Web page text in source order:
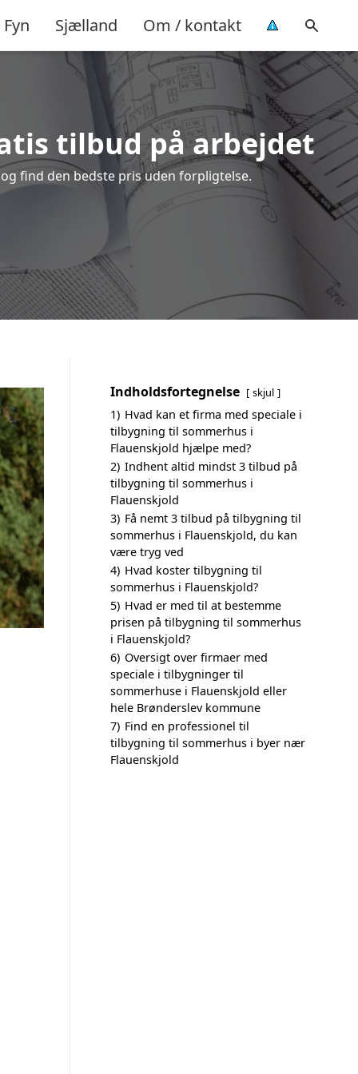
Fyn Sjælland Om / kontakt
tilbud på arbejdet
find den bedste pris uden forpligtelse.
Indholdsfortegnelse skjul
1) Hvad kan et firma med speciale i
tilbygning til sommerhus i
Flauenskjold hjælpe med?
2) Indhent altid mindst 3 tilbud på
tilbygning til sommerhus i
Flauenskjold
3) Få nemt 3 tilbud på tilbygning til
sommerhus i Flauenskjold, du kan
være tryg ved
4) Hvad koster tilbygning til
sommerhus i Flauenskjold?
5) Hvad er med til at bestemme
prisen på tilbygning til sommerhus
i Flauenskjold?
6) Oversigt over firmaer med
speciale i tilbygninger til
sommerhuse i Flauenskjold eller
hele Brønderslev kommune
7) Find en professionel til
tilbygning til sommerhus i byer nær
Flauenskjold